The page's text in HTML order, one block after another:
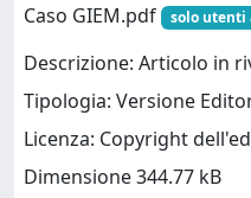
Caso GIEM.pdf
solo utenti
Descrizione: Articolo in
Tipologia: Versione
Licenza: Copyright
Dimensione 344.77 kB